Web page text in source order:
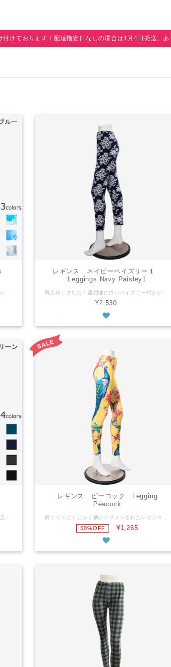
けております！配達指定日なしの場合は1月4日発送、
レギンス ネイビーペイズリー１
Leggings Navy Paisley1
¥2,530
レギンス ピーコック Legging
Peacock
50%OFF ¥1,265